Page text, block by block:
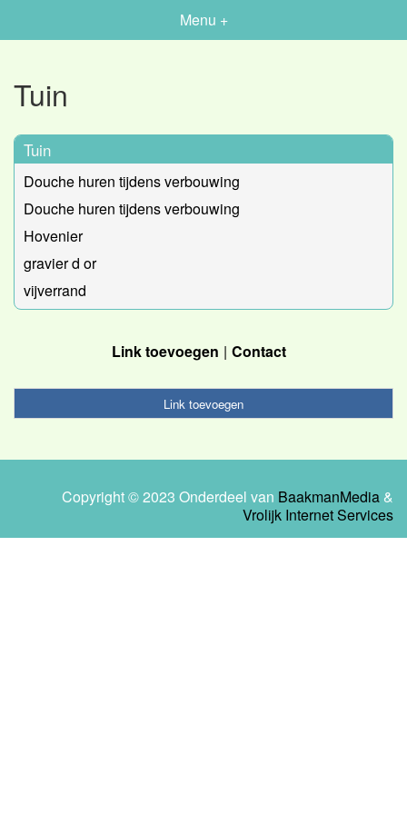
Menu +
Tuin
Tuin
Douche huren tijdens verbouwing
Douche huren tijdens verbouwing
Hovenier
gravier d or
vijverrand
Link toevoegen Contact
Link toevoegen
Copyright © 2023 Onderdeel van BaakmanMedia &
Vrolijk Internet Services